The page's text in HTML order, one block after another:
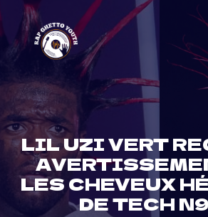
content
LIL UZI VERT
LES CHEVEUX
DE TECH